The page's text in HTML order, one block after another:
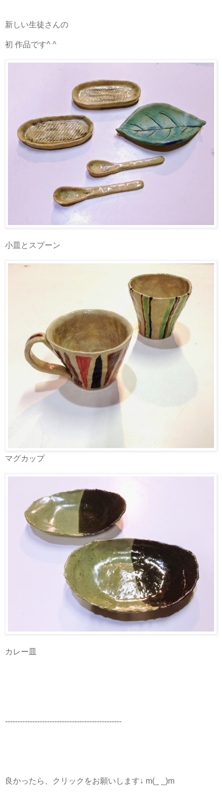
新しい生徒さんの
初 作品です^ ^
小皿とスプーン
マグカップ
カレー皿
-----------------------------------------------
良かったら、クリックをお願いします↓ m(_ _)m